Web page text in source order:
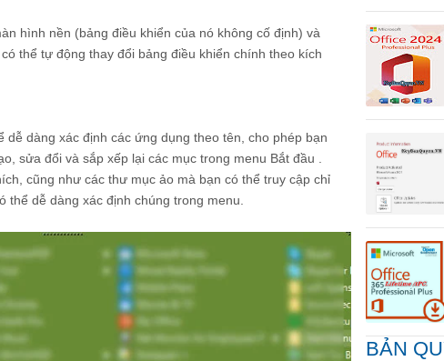
hình nền (bảng điều khiển của nó không cố định) và
thể tự động thay đổi bảng điều khiển chính theo kích
dàng xác định các ứng dụng theo tên, cho phép bạn
sửa đổi và sắp xếp lại các mục trong menu Bắt đầu .
cũng như các thư mục ảo mà bạn có thể truy cập chỉ
dễ dàng xác định chúng trong menu.
BẢN